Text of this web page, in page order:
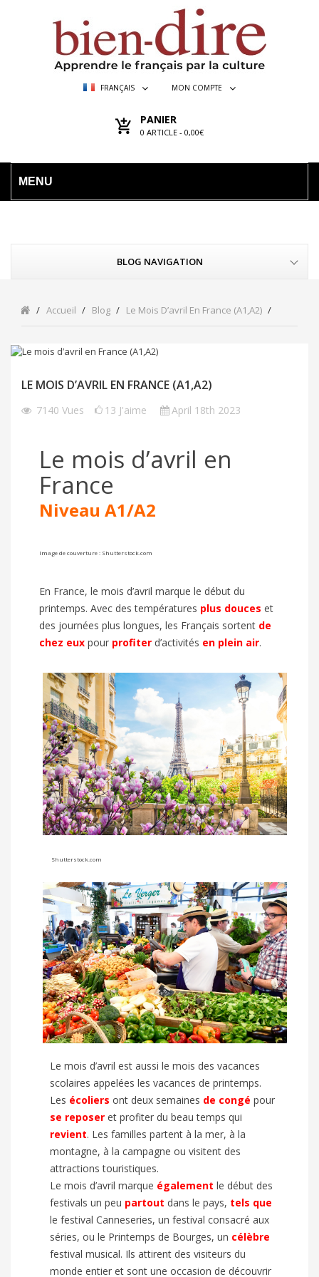
FRANÇAIS MON COMPTE
PANIER
0 ARTICLE - 0,00€
MENU
BLOG NAVIGATION
Accueil Blog Le Mois D’avril En France (A1,A2)
LE MOIS D’AVRIL EN FRANCE (A1,A2)
7140 Vues 13 J'aime April 18th 2023
Le mois d’avril en
France
Niveau A1/A2
Image de couverture : Shutterstock.com
En France, le mois d’avril marque le début du
printemps. Avec des températures plus douces et
des journées plus longues, les Français sortent de
chez eux pour profiter d’activités en plein air.
Shutterstock.com
Le mois d’avril est aussi le mois des vacances
scolaires appelées les vacances de printemps.
Les écoliers ont deux semaines de congé pour
se reposer et profiter du beau temps qui
revient. Les familles partent à la mer, à la
montagne, à la campagne ou visitent des
attractions touristiques.
Le mois d’avril marque également le début des
festivals un peu partout dans le pays, tels que
le festival Canneseries, un festival consacré aux
séries, ou le Printemps de Bourges, un célèbre
festival musical. Ils attirent des visiteurs du
monde entier et sont une occasion de découvrir